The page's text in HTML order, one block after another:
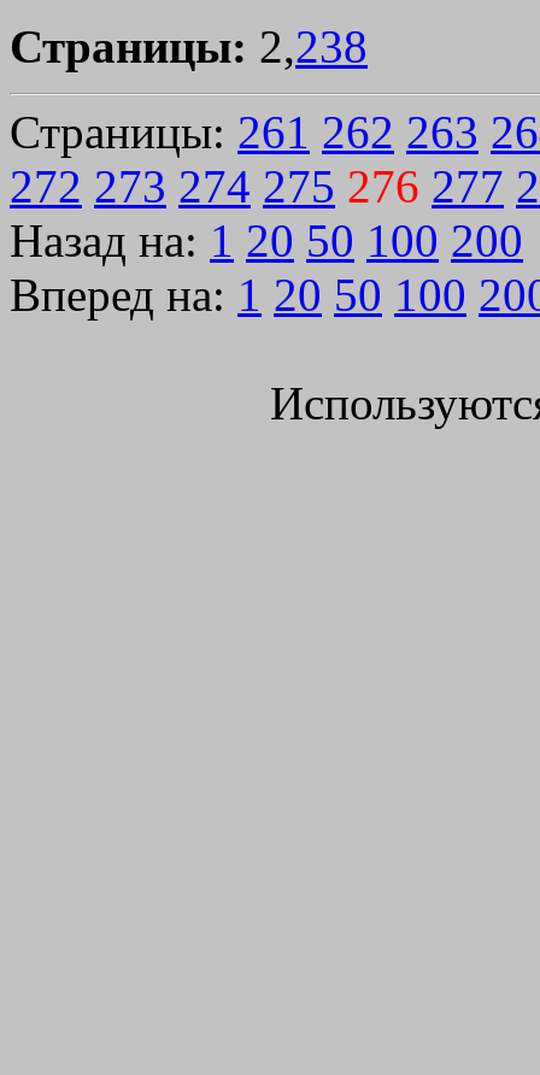
Страницы: 2,238
Страницы: 261 262 263
272 273 274 275 276 277
Назад на: 1 20 50 100 200
Вперед на: 1 20 50 100